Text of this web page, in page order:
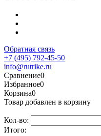
Обратная связь
+7 (495) 792-45-50
info@rutrike.ru
Сравнение0
Избранное0
Корзина0
Товар добавлен в корзину
Кол-во:
Итого: